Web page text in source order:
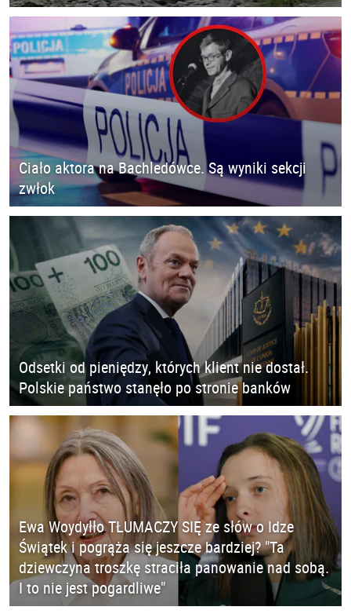
Ciało aktora na Bachledówce. Są wyniki sekcji
zwłok
Odsetki od pieniędzy, których klient nie dostał.
Polskie państwo stanęło po stronie banków
Ewa Woydyłło TŁUMACZY SIĘ ze słów o Idze
Świątek i pogrąża się jeszcze bardziej? "Ta
dziewczyna troszkę straciła panowanie nad sobą.
I to nie jest pogardliwe"